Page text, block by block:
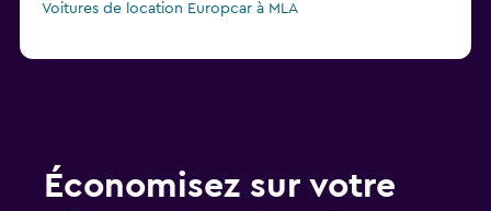
Voitures de location Europcar à MLA
Économisez sur votre